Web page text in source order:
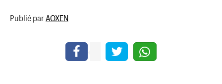
Publié par AOXEN